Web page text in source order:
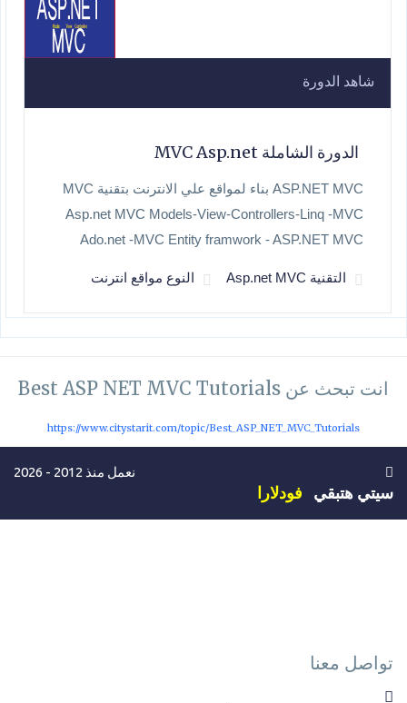
شاهد الدورة
الدورة الشاملة MVC Asp.net
ASP.NET MVC بناء لمواقع علي الانترنت بتقنية MVC
Asp.net MVC Models-View-Controllers-Linq -MVC
Ado.net -MVC Entity framwork - ASP.NET MVC
التقنية Asp.net MVC النوع مواقع انترنت
انت تبحث عن Best ASP NET MVC Tutorials
https://www.citystarit.com/topic/Best_ASP_NET_MVC_Tutorials
نعمل منذ 2012 - 2026
سيتي هتبقي فودلارا
تواصل معنا